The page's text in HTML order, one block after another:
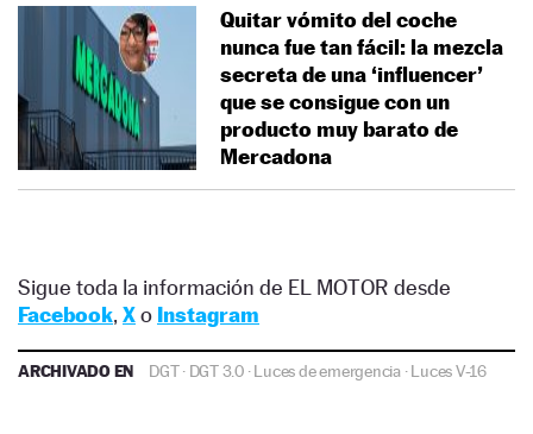
Quitar vómito del coche
nunca fue tan fácil: la mezcla
secreta de una ‘influencer’
que se consigue con un
producto muy barato de
Mercadona
Sigue toda la información de EL MOTOR desde
Facebook, Xo Instagram
ARCHIVADO EN DGT· DGT 3.0 ·Luces de emergencia·Luces V-16